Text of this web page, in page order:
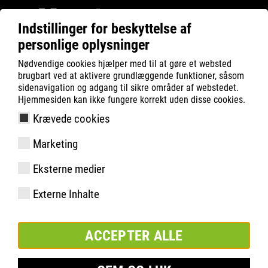
Indstillinger for beskyttelse af
personlige oplysninger
Nødvendige cookies hjælper med til at gøre et websted
brugbart ved at aktivere grundlæggende funktioner, såsom
sidenavigation og adgang til sikre områder af webstedet.
Hjemmesiden kan ikke fungere korrekt uden disse cookies.
Krævede cookies
Marketing
Eksterne medier
Externe Inhalte
ACCEPTER ALLE
ATLAS Company
Charity
Værksted i Unna-distriktet